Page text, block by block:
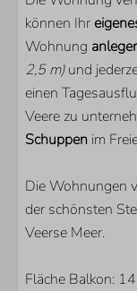
können Ihr
Wohnung
2,5 m) und
einen
Veere zu
Schuppen im
Die Wohnungen
der schönsten
Veerse Meer.
Fläche Balkon: